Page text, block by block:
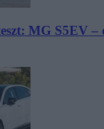
MG S5EV –